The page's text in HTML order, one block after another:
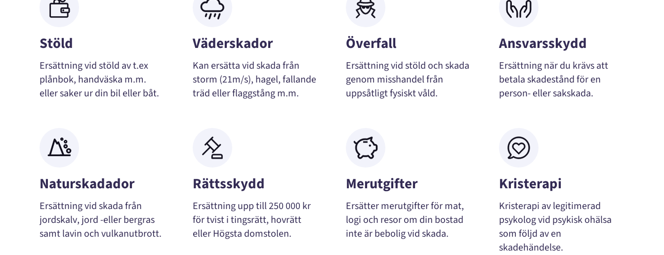
Stöld
Ersättning vid stöld av t.ex
plånbok, handväska m.m.
eller saker ur din bil eller båt.
Väderskador
Kan ersätta vid skada från
storm (21m/s), hagel, fallande
träd eller flaggstång m.m.
Överfall
Ersättning vid stöld och skada
genom misshandel från
uppsåtligt fysiskt våld.
Ansvarsskydd
Ersättning när du krävs att
betala skadestånd för en
person- eller sakskada.
Naturskadador
Ersättning vid skada från
jordskalv, jord -eller bergras
samt lavin och vulkanutbrott.
Rättsskydd
Ersättning upp till 250 000 kr
för tvist i tingsrätt, hovrätt
eller Högsta domstolen.
Merutgifter
Ersätter merutgifter för mat,
logi och resor om din bostad
inte är bebolig vid skada.
Kristerapi
Kristerapi av legitimerad
psykolog vid psykisk ohälsa
som följd av en
skadehändelse.